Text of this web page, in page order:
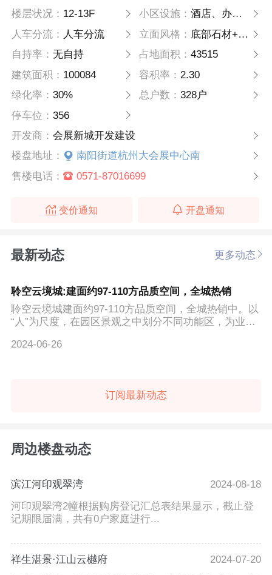
楼层状况： 12-13F 小区设施： 酒店、办公楼、商业及社区用房、日常活动区
人车分流： 人车分流 立面风格： 底部石材+真石漆
自持率：无自持 占地面积： 43515
建筑面积： 100084 容积率： 2.30
绿化率：30% 总户数： 328户
停车位：356
开发商：会展新城开发建设
楼盘地址：
南阳街道杭州大会展中心南
售楼电话：
0571-87016699
变价通知 开盘通知
最新动态 更多动态
聆空云境城:建面约97-110方品质空间，全城热销
聆空云境城建面约97-110方品质空间，全城热销中。以
“人”为尺度，在园区景观之中划分不同功能区，为业
2024-06-26
订阅最新动态
周边楼盘动态
滨江河印观翠湾
2024-08-18
河印观翠湾2幢根据购房登记汇总表结果显示，截止登
记期限届满，共有0户家庭进行...
祥生湛景·江山云樾府
2024-07-20